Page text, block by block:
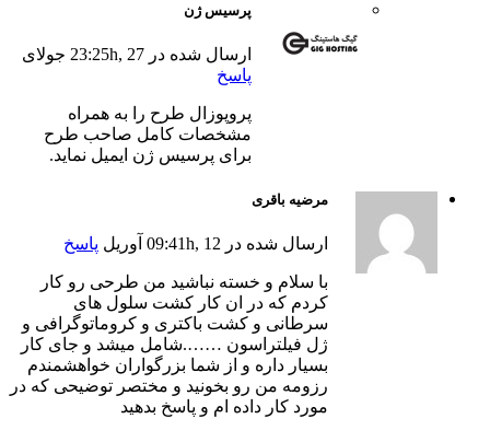
پرسیس ژن
ارسال شده در 23:25h, 27 جولای
پاسخ
پروپوزال طرح را به همراه
مشخصات کامل صاحب طرح
برای پرسیس ژن ایمیل نماید.
مرضیه باقری
ارسال شده در 09:41h, 12 آوریل پاسخ
با سلام و خسته نباشید من طرحی رو کار
کردم که در ان کار کشت سلول های
سرطانی و کشت باکتری و کروماتوگرافی و
ژل فیلتراسون …….شامل میشد و جای کار
بسیار داره و از شما بزرگواران خواهشمندم
رزومه من رو بخونید و مختصر توضیحی که در
مورد کار داده ام و پاسخ بدهید